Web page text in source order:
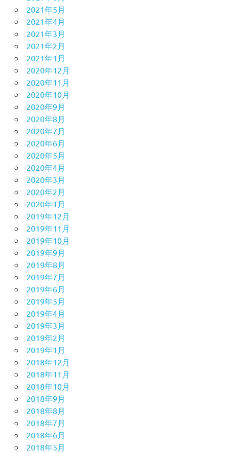
2021年5月
2021年4月
2021年3月
2021年2月
2021年1月
2020年12月
2020年11月
2020年10月
2020年9月
2020年8月
2020年7月
2020年6月
2020年5月
2020年4月
2020年3月
2020年2月
2020年1月
2019年12月
2019年11月
2019年10月
2019年9月
2019年8月
2019年7月
2019年6月
2019年5月
2019年4月
2019年3月
2019年2月
2019年1月
2018年12月
2018年11月
2018年10月
2018年9月
2018年8月
2018年7月
2018年6月
2018年5月